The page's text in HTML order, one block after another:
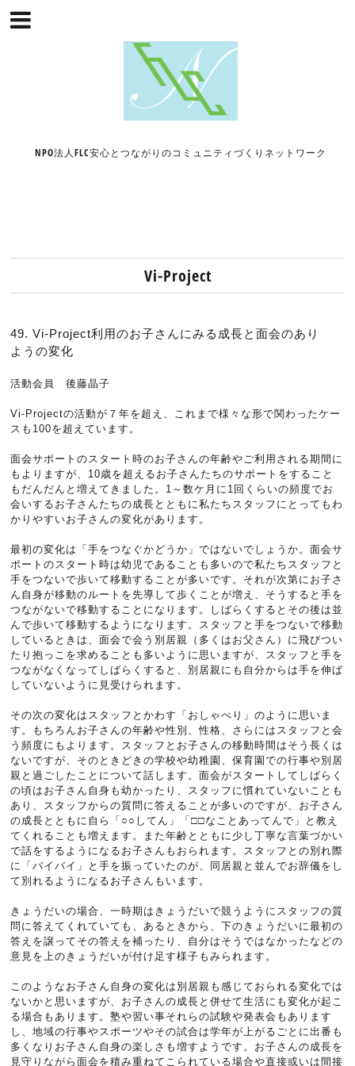
NPO法人FLC安心とつながりのコミュニティづくりネットワーク
Vi-Project
49. Vi-Project利用のお子さんにみる成長と面会のあり
ようの変化
活動会員 後藤晶子
Vi-Projectの活動が７年を超え、これまで様々な形で関わったケー
スも100を超えています。
面会サポートのスタート時のお子さんの年齢やご利用される期間に
もよりますが、10歳を超えるお子さんたちのサポートをすること
もだんだんと増えてきました。1～数ケ月に1回くらいの頻度でお
会いするお子さんたちの成長とともに私たちスタッフにとってもわ
かりやすいお子さんの変化があります。
最初の変化は「手をつなぐかどうか」ではないでしょうか。面会サ
ポートのスタート時は幼児であることも多いので私たちスタッフと
手をつないで歩いて移動することが多いです。それが次第にお子さ
ん自身が移動のルートを先導して歩くことが増え、そうすると手を
つながないで移動することになります。しばらくするとその後は並
んで歩いて移動するようになります。スタッフと手をつないで移動
しているときは、面会で会う別居親（多くはお父さん）に飛びつい
たり抱っこを求めることも多いように思いますが、スタッフと手を
つながなくなってしばらくすると、別居親にも自分からは手を伸ば
していないように見受けられます。
その次の変化はスタッフとかわす「おしゃべり」のように思いま
す。もちろんお子さんの年齢や性別、性格、さらにはスタッフと会
う頻度にもよります。スタッフとお子さんの移動時間はそう長くは
ないですが、そのときどきの学校や幼稚園、保育園での行事や別居
親と過ごしたことについて話します。面会がスタートしてしばらく
の頃はお子さん自身も幼かったり、スタッフに慣れていないことも
あり、スタッフからの質問に答えることが多いのですが、お子さん
の成長とともに自ら「○○してん」「□□なことあってんで」と教え
てくれることも増えます。また年齢とともに少し丁寧な言葉づかい
で話をするようになるお子さんもおられます。スタッフとの別れ際
に「バイバイ」と手を振っていたのが、同居親と並んでお辞儀をし
て別れるようになるお子さんもいます。
きょうだいの場合、一時期はきょうだいで競うようにスタッフの質
問に答えてくれていても、あるときから、下のきょうだいに最初の
答えを譲ってその答えを補ったり、自分はそうではなかったなどの
意見を上のきょうだいが付け足す様子もみられます。
このようなお子さん自身の変化は別居親も感じておられる変化では
ないかと思いますが、お子さんの成長と併せて生活にも変化が起こ
る場合もあります。塾や習い事それらの試験や発表会もあります
し、地域の行事やスポーツやその試合は学年が上がるごとに出番も
多くなりお子さん自身の楽しさも増すようです。お子さんの成長を
見守りながら面会を積み重ねてこられている場合や直接或いは間接